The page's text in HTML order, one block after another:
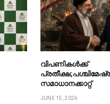
വിപണികൾക്ക്
സമാധാനക്കാറ്റ്
JUNE 15, 2026